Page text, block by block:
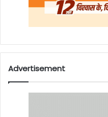
Advertisement